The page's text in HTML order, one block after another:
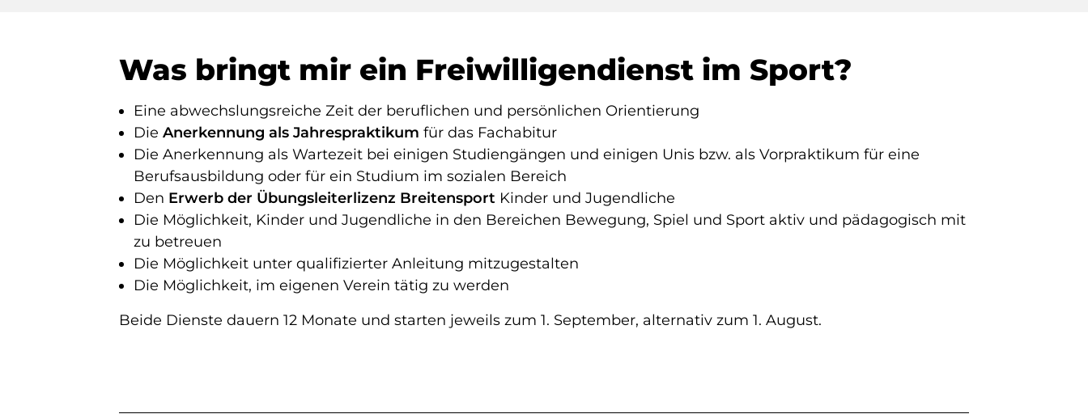
Was bringt mir ein Freiwilligendienst im Sport?
Eine abwechslungsreiche Zeit der beruflichen und persönlichen Orientierung
Die Anerkennung als Jahrespraktikum für das Fachabitur
Die Anerkennung als Wartezeit bei einigen Studiengängen und einigen Unis bzw. als Vorpraktikum für eine
Berufsausbildung oder für ein Studium im sozialen Bereich
Den Erwerb der Übungsleiterlizenz Breitensport Kinder und Jugendliche
Die Möglichkeit, Kinder und Jugendliche in den Bereichen Bewegung, Spiel und Sport aktiv und pädagogisch mit
zu betreuen
Die Möglichkeit unter qualifizierter Anleitung mitzugestalten
Die Möglichkeit, im eigenen Verein tätig zu werden
Beide Dienste dauern 12 Monate und starten jeweils zum 1. September, alternativ zum 1. August.